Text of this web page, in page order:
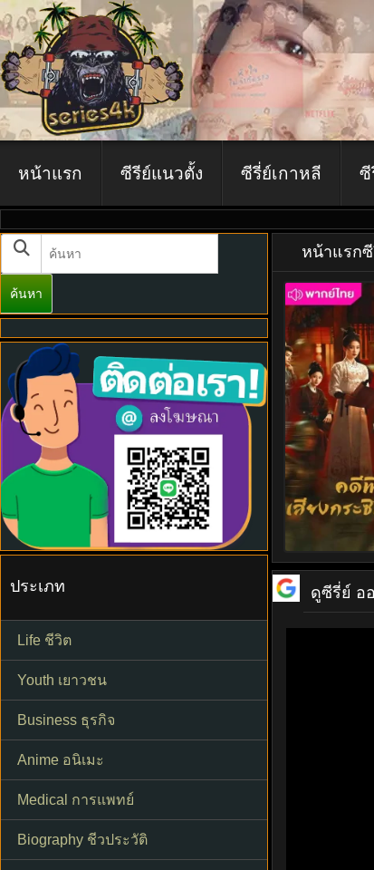
หน้าแรก ซีรีย์แนวตั้ง ซีรี่ย์เกาหลี ซี
ค้นหา
ประเภท
Life ชีวิต
Youth เยาวชน
Business ธุรกิจ
Anime อนิเมะ
Medical การแพทย์
Biography ชีวประวัติ
หน้าแรก
ดูซีรี่ย์ อ